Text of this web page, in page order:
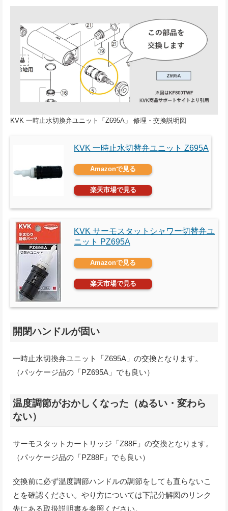
KVK 一時止水切換弁ユニット「Z695A」 修理・交換説明図
KVK 一時止水切替弁ユニット Z695A
Amazonで見る
楽天市場で見る
KVK サーモスタットシャワー切替弁ユ
ニット PZ695A
Amazonで見る
楽天市場で見る
開閉ハンドルが固い
一時止水切換弁ユニット「Z695A」の交換となります。
（パッケージ品の「PZ695A」でも良い）
温度調節がおかしくなった（ぬるい・変わら
ない）
サーモスタットカートリッジ「Z88F」の交換となります。
（パッケージ品の「PZ88F」でも良い）
交換前に必ず温度調節ハンドルの調節をしても直らないこ
とを確認ください。やり方については下記分解図のリンク
先にある取扱説明書を参照ください。